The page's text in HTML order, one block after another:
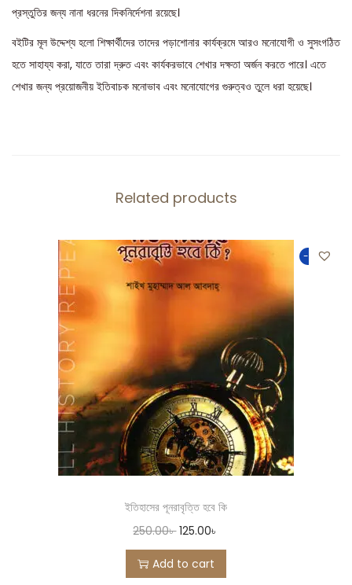
প্রস্তুতির জন্য নানা ধরনের দিকনির্দেশনা রয়েছে।
বইটির মূল উদ্দেশ্য হলো শিক্ষার্থীদের তাদের পড়াশোনার কার্যক্রমে আরও মনোযোগী ও সুসংগঠিত
হতে সাহায্য করা, যাতে তারা দ্রুত এবং কার্যকরভাবে শেখার দক্ষতা অর্জন করতে পারে। এতে
শেখার জন্য প্রয়োজনীয় ইতিবাচক মনোভাব এবং মনোযোগের গুরুত্বও তুলে ধরা হয়েছে।
Related products
-50%
ইতিহাসের পূনরাবৃত্তি হবে কি
250.00৳ 125.00৳
Add to cart